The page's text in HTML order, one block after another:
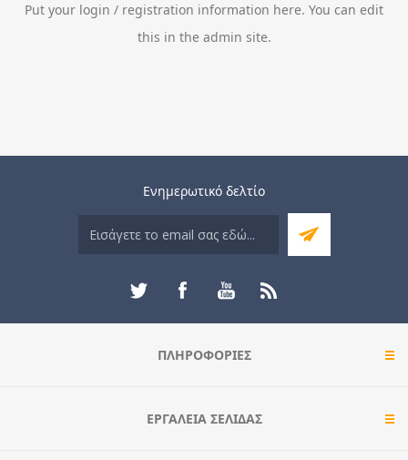
Put your login / registration information here. You can edit
this in the admin site.
Ενημερωτικό δελτίο
ΠΛΗΡΟΦΟΡΊΕΣ
ΕΡΓΑΛΕΊΑ ΣΕΛΊΔΑΣ